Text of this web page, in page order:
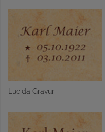
Lucida Gravur